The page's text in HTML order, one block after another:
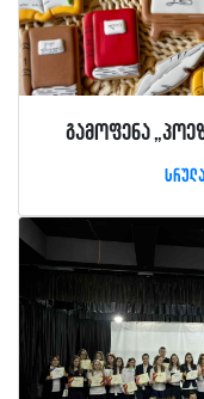
გამოფენა